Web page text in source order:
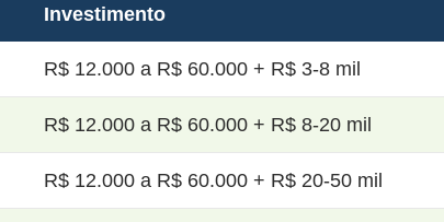
Investimento
R$ 12.000 a R$ 60.000 + R$ 3-8 mil
R$ 12.000 a R$ 60.000 + R$ 8-20 mil
R$ 12.000 a R$ 60.000 + R$ 20-50 mil